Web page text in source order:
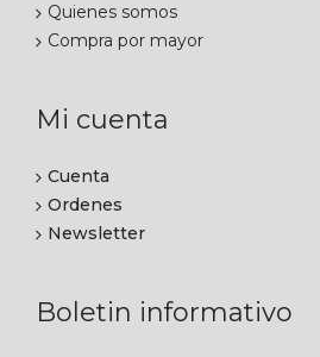
Quienes somos
Compra por mayor
Mi cuenta
Cuenta
Ordenes
Newsletter
Boletin informativo